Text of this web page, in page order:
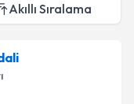
Akıllı Sıralama